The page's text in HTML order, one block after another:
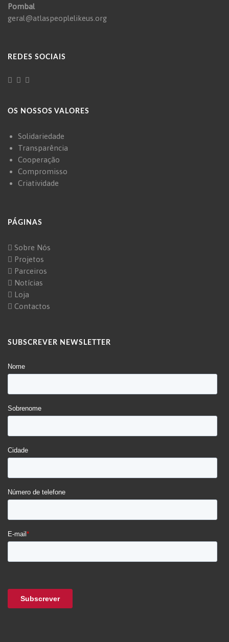
Pombal
geral@atlaspeoplelikeus.org
REDES SOCIAIS
OS NOSSOS VALORES
Solidariedade
Transparência
Cooperação
Compromisso
Criatividade
PÁGINAS
Sobre Nós
Projetos
Parceiros
Notícias
Loja
Contactos
SUBSCREVER NEWSLETTER